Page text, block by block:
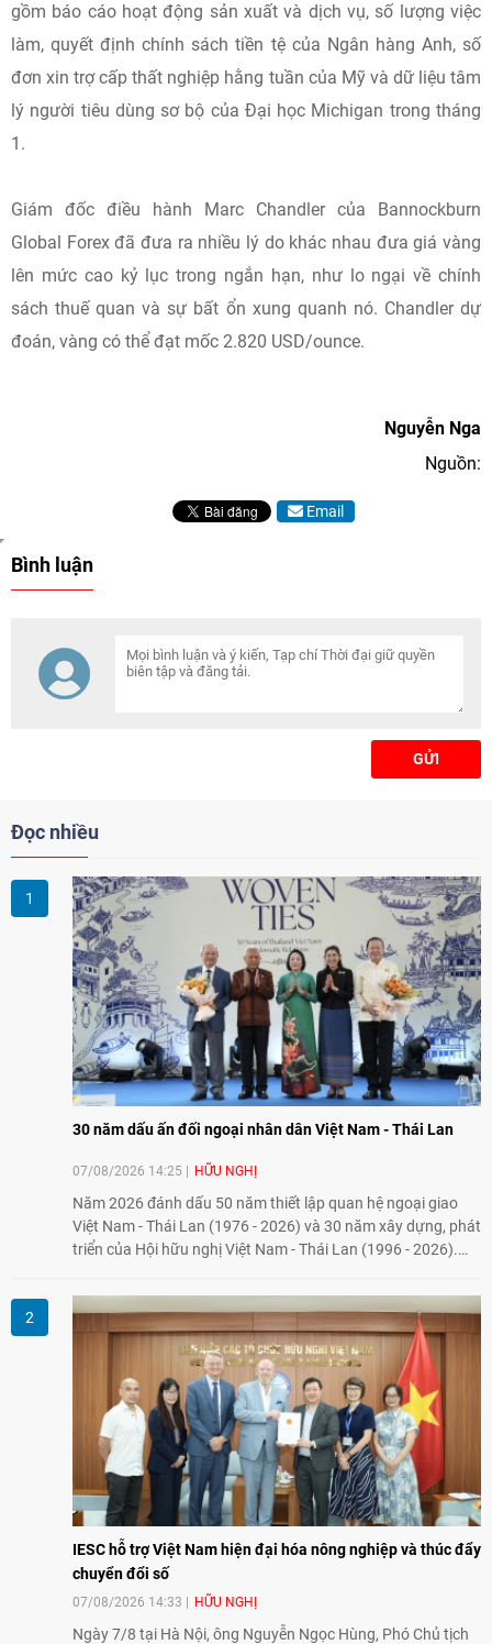
gồm báo cáo hoạt động sản xuất và dịch vụ, số lượng việc
làm, quyết định chính sách tiền tệ của Ngân hàng Anh, số
đơn xin trợ cấp thất nghiệp hằng tuần của Mỹ và dữ liệu tâm
lý người tiêu dùng sơ bộ của Đại học Michigan trong tháng
1.
Giám đốc điều hành Marc Chandler của Bannockburn
Global Forex đã đưa ra nhiều lý do khác nhau đưa giá vàng
lên mức cao kỷ lục trong ngắn hạn, như lo ngại về chính
sách thuế quan và sự bất ổn xung quanh nó. Chandler dự
đoán, vàng có thể đạt mốc 2.820 USD/ounce.
Nguyễn Nga
Nguồn:
Email
Bình luận
GỬI
Đọc nhiều
30 năm dấu ấn đối ngoại nhân dân Việt Nam - Thái Lan
07/08/2026 14:25 HỮU NGHỊ
Năm 2026 đánh dấu 50 năm thiết lập quan hệ ngoại giao
Việt Nam - Thái Lan (1976 - 2026) và 30 năm xây dựng, phát
triển của Hội hữu nghị Việt Nam - Thái Lan (1996 - 2026).
tình hữu nghị, đồng thời từng bước mở rộng hoạt động từ
giao lưu truyền thống sang kết nối địa phương, doanh
nghiệp, giáo dục, văn hóa và thế hệ trẻ, góp phần tăng
cường sự hiểu biết và hợp tác giữa nhân dân hai nước.
IESC hỗ trợ Việt Nam hiện đại hóa nông nghiệp và thúc đẩy
chuyển đổi số
07/08/2026 14:33 HỮU NGHỊ
Ngày 7/8 tại Hà Nội, ông Nguyễn Ngọc Hùng, Phó Chủ tịch